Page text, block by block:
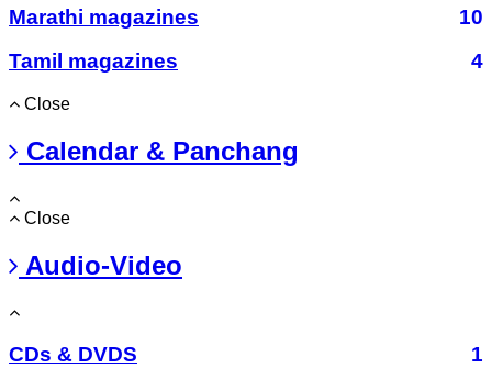
Marathi magazines
10
Tamil magazines
4
Close
Calendar & Panchang
Close
Audio-Video
CDs & DVDS 1